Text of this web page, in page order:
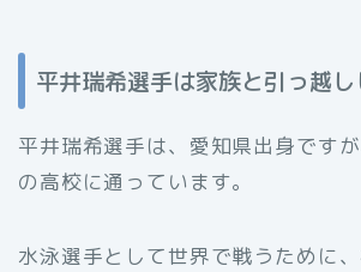
平井瑞希選手は家族と引っ越し
平井瑞希選手は、愛知県出身です
の高校に通っています。
水泳選手として世界で戦うために